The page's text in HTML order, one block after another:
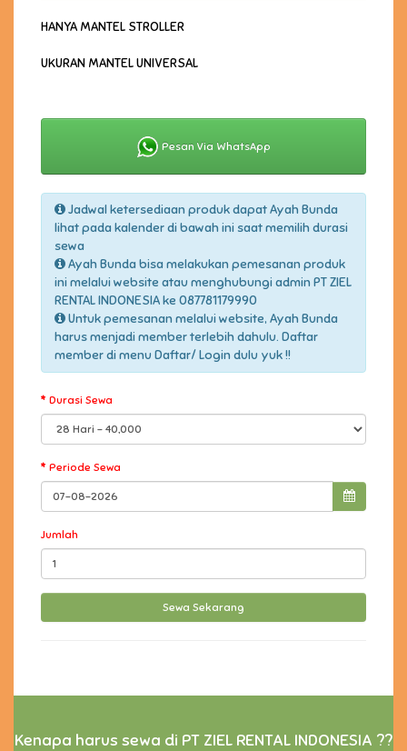
HANYA MANTEL STROLLER
UKURAN MANTEL UNIVERSAL
Pesan Via WhatsApp
Jadwal ketersediaan produk dapat Ayah Bunda
lihat pada kalender di bawah ini saat memilih durasi
sewa
Ayah Bunda bisa melakukan pemesanan produk
ini melalui website atau menghubungi admin PT ZIEL
RENTAL INDONESIA ke 087781179990
Untuk pemesanan melalui website, Ayah Bunda
harus menjadi member terlebih dahulu. Daftar
member di menu Daftar/ Login dulu yuk !!
Durasi Sewa
Periode Sewa
Jumlah
Kenapa harus sewa di PT ZIEL RENTAL INDONESIA ??